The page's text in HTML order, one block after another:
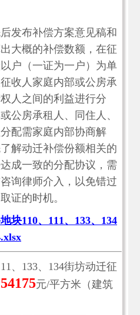
发布补偿方案意见稿和
大概的补偿数额，在征
户（一证为一户）为单
收人家庭内部或公房承
人之间的利益进行分
公房承租人、同住人、
配需家庭内部协商解
解动迁补偿份额相关的
成一致的分配协议，需
询律师介入，以免错过
证的时机。
块110、111、133、134
、133、134街坊动迁征
54175元/平方米（建筑